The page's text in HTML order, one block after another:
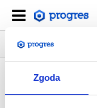
Zgoda
STRONA GŁÓWNA